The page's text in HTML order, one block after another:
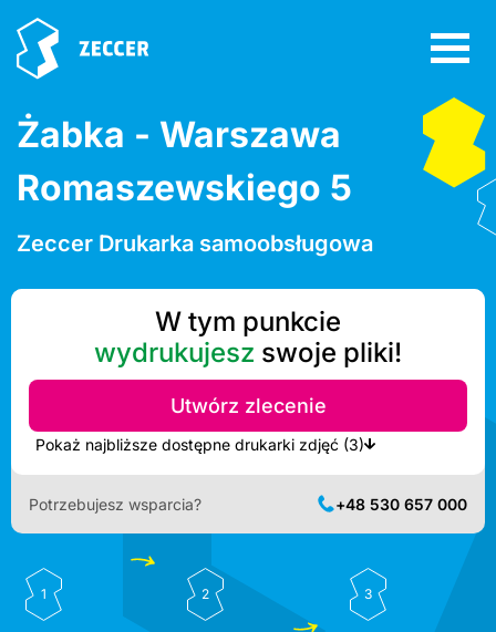
Żabka - Warszawa
Romaszewskiego 5
Zeccer Drukarka samoobsługowa
W tym punkcie
wydrukujesz swoje pliki!
Utwórz zlecenie
Pokaż najbliższe dostępne drukarki zdjęć (3)
Potrzebujesz wsparcia? +48 530 657 000
1 2 3